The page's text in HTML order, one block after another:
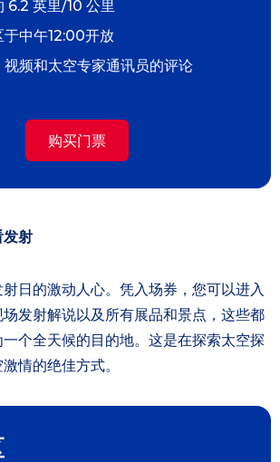
6.2 英里/10 公里
于中午12:00开放
视频和太空专家通讯员的评论
购买门票
发射
日的激动人心。凭入场券，您可以进入
发射解说以及所有展品和景点，这些都
个全天候的目的地。这是在探索太空探
情的绝佳方式。